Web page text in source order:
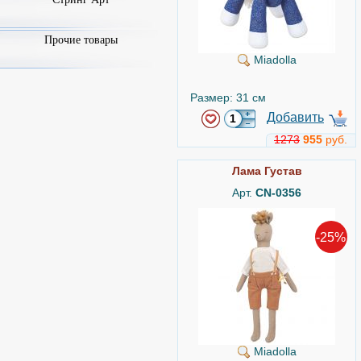
Miadolla
Размер: 31 см
Добавить
1273 955 руб.
Лама Густав
Арт. CN-0356
-25%
Miadolla
Прочие товары